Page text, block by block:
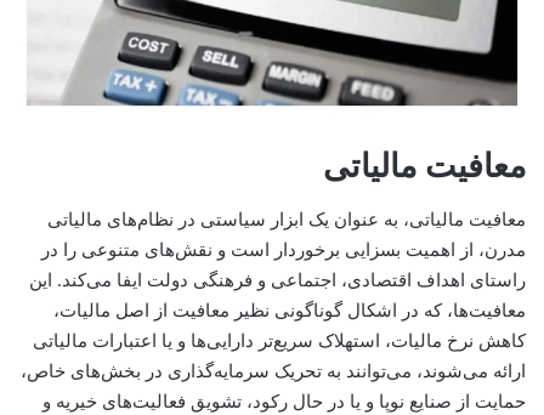
معافیت مالیاتی
معافیت مالیاتی، به عنوان یک ابزار سیاستی در نظام‌های مالیاتی
مدرن، از اهمیت بسزایی برخوردار است و نقش‌های متنوعی را در
راستای اهداف اقتصادی، اجتماعی و فرهنگی دولت ایفا می‌کند. این
معافیت‌ها، که در اشکال گوناگونی نظیر معافیت از اصل مالیات،
کاهش نرخ مالیات، استهلاک سریع‌تر دارایی‌ها و یا اعتبارات مالیاتی
ارائه می‌شوند، می‌توانند به تحریک سرمایه‌گذاری در بخش‌های خاص،
حمایت از صنایع نوپا و یا در حال رکود، تشویق فعالیت‌های خیریه و